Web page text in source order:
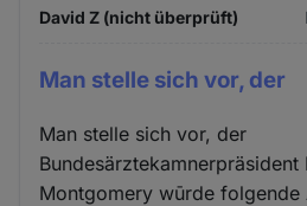
David Z (nicht überprüft)
Man stelle sich vor, der
Man stelle sich vor, der
Bundesärztekamnerpräsident
Montgomery wūrde folgende